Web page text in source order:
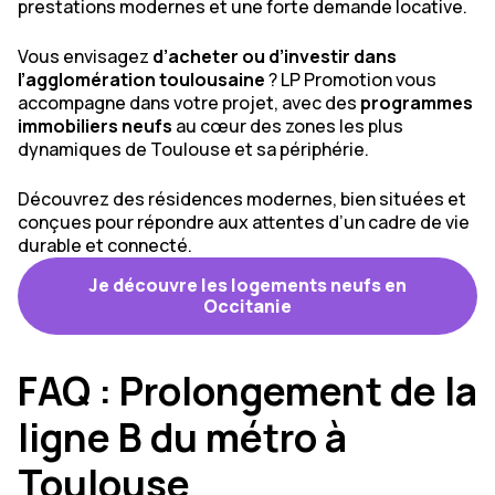
prestations modernes et une forte demande locative.
Vous envisagez d’acheter ou d’investir dans
l’agglomération toulousaine? LP Promotion vous
accompagne dans votre projet, avec des programmes
immobiliers neufs au cœur des zones les plus
dynamiques de Toulouse et sa périphérie.
Découvrez des résidences modernes, bien situées et
conçues pour répondre aux attentes d’un cadre de vie
durable et connecté.
Je découvre les logements neufs en
Occitanie
FAQ : Prolongement de la
ligne B du métro à